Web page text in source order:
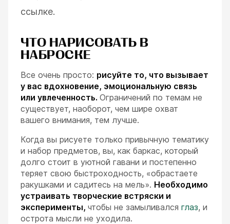
ссылке.
ЧТО НАРИСОВАТЬ В
НАБРОСКЕ
Все очень просто: рисуйте то, что вызывает
у вас вдохновение, эмоциональную связь
или увлеченность. Ограничений по темам не
существует, наоборот, чем шире охват
вашего внимания, тем лучше.
Когда вы рисуете только привычную тематику
и набор предметов, вы, как баркас, который
долго стоит в уютной гавани и постепенно
теряет свою быстроходность, «обрастаете
ракушками и садитесь на мель». Необходимо
устраивать творческие встряски и
эксперименты, чтобы не замыливался глаз, и
острота мысли не уходила.